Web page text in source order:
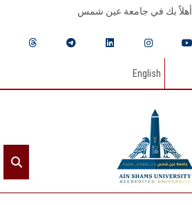
أهلاً بك في جامعة عين شمس
English